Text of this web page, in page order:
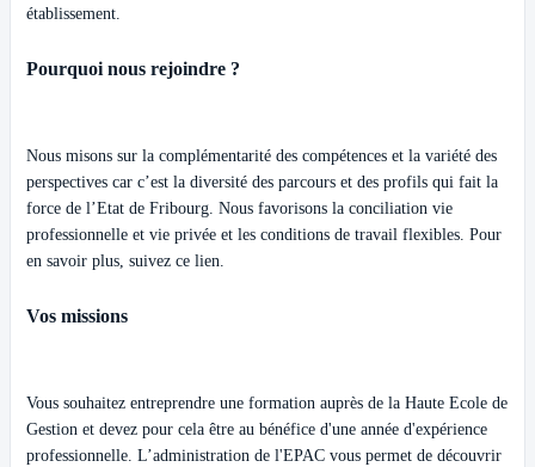
établissement.
Pourquoi nous rejoindre ?
Nous misons sur la complémentarité des compétences et la variété des
perspectives car c’est la diversité des parcours et des profils qui fait la
force de l’Etat de Fribourg. Nous favorisons la conciliation vie
professionnelle et vie privée et les conditions de travail flexibles. Pour
en savoir plus, suivez ce lien.
Vos missions
Vous souhaitez entreprendre une formation auprès de la Haute Ecole de
Gestion et devez pour cela être au bénéfice d'une année d'expérience
professionnelle. L’administration de l'EPAC vous permet de découvrir